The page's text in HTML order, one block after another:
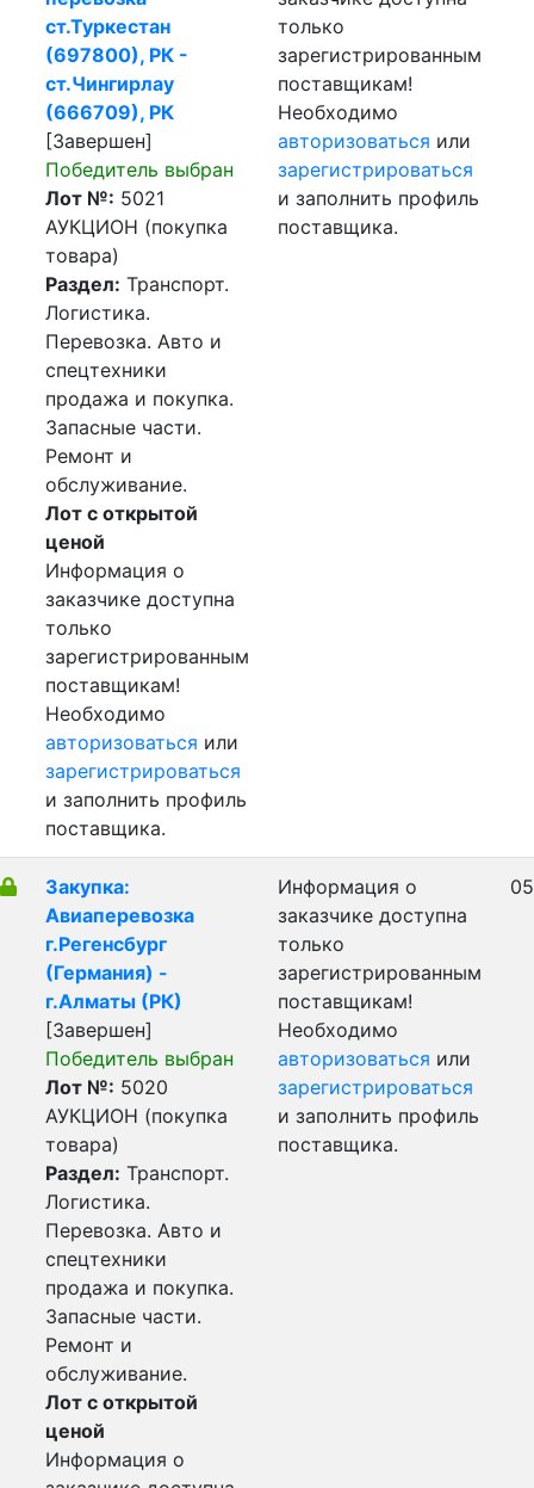
ст.Туркестан
(697800), РК -
ст.Чингирлау
(666709), РК
[Завершен]
Победитель выбран
Лот №: 5021
АУКЦИОН (покупка
товара)
Раздел: Транспорт.
Логистика.
Перевозка. Авто и
спецтехники
продажа и покупка.
Запасные части.
Ремонт и
обслуживание.
Лот с открытой
ценой
Информация о
заказчике доступна
только
зарегистрированным
поставщикам!
Необходимо
авторизоваться или
зарегистрироваться
и заполнить профиль
поставщика.
только
зарегистрированным
поставщикам!
Необходимо
авторизоваться или
зарегистрироваться
и заполнить профиль
поставщика.
Закупка:
Авиаперевозка
г.Регенсбург
(Германия) -
г.Алматы (РК)
[Завершен]
Победитель выбран
Лот №: 5020
АУКЦИОН (покупка
товара)
Раздел: Транспорт.
Логистика.
Перевозка. Авто и
спецтехники
продажа и покупка.
Запасные части.
Ремонт и
обслуживание.
Лот с открытой
ценой
Информация о
Информация о
заказчике доступна
только
зарегистрированным
поставщикам!
Необходимо
авторизоваться или
зарегистрироваться
и заполнить профиль
поставщика.